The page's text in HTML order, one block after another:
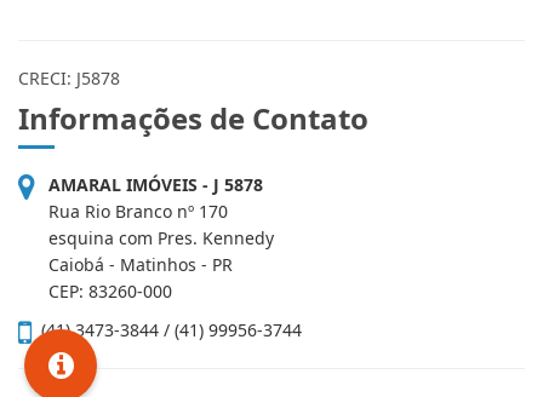
CRECI: J5878
Informações de Contato
AMARAL IMÓVEIS - J 5878
Rua Rio Branco nº 170
esquina com Pres. Kennedy
Caiobá - Matinhos - PR
CEP: 83260-000
(41) 3473-3844 / (41) 99956-3744